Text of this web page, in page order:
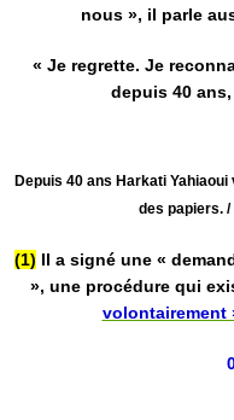
nous », il parle
« Je regrette. Je
depuis 40
Depuis 40 ans Harkati
des papiers.
(1) Il a signé une «
», une procédure qui
volontairement